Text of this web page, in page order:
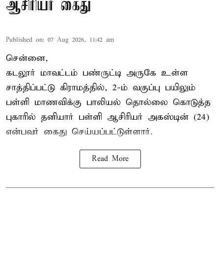
ஆசிரியர் கைது
Published on: 07 Aug 2026, 11:42 am
சென்னை,
கடலூர் மாவட்டம் பண்ருட்டி அருகே உள்ள
சாத்திப்பட்டு கிராமத்தில், 2-ம் வகுப்பு பயிலும்
பள்ளி மாணவிக்கு பாலியல் தொல்லை கொடுத்த
புகாரில் தனியார் பள்ளி ஆசிரியர் அகஸ்டின் (24)
என்பவர் கைது செய்யப்பட்டுள்ளார்.
Read More